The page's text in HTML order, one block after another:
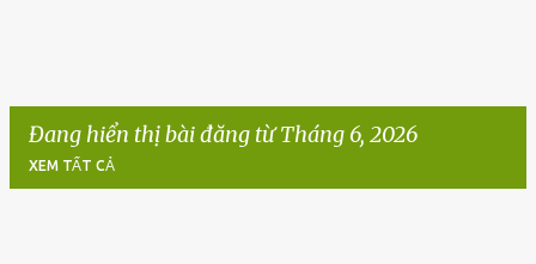
Đang hiển thị bài đăng từ Tháng 6, 2026
XEM TẤT CẢ